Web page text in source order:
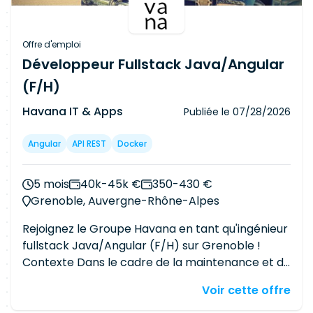
unitaires et fonctionnels durant vos
développements - L'industrialisation de vos
développements via notre PIC (Jenkins) - La
participation au Daily Scrum Meeting, Sprint
Revue, Rétro de Sprint et Planning Poker La
stack technique : - Back End : Spring boot ou
MVC et Hibernate - Front End : Angular 2+ - BDD
NoSQL (MongoDB, Cassandra, Redis) - Outils : Git,
Offre d'emploi
Développeur Fullstack Java/Angular
(F/H)
Havana IT & Apps Publiée le 07/28/2026
Angular API REST Docker
5 mois 40k-45k €
350-430 €
Grenoble, Auvergne-Rhône-Alpes
Rejoignez le Groupe Havana en tant qu'ingénieur
fullstack Java/Angular (F/H) sur Grenoble !
Contexte Dans le cadre de la maintenance et de
client recherche un Ingénieur Développement
Voir cette offre